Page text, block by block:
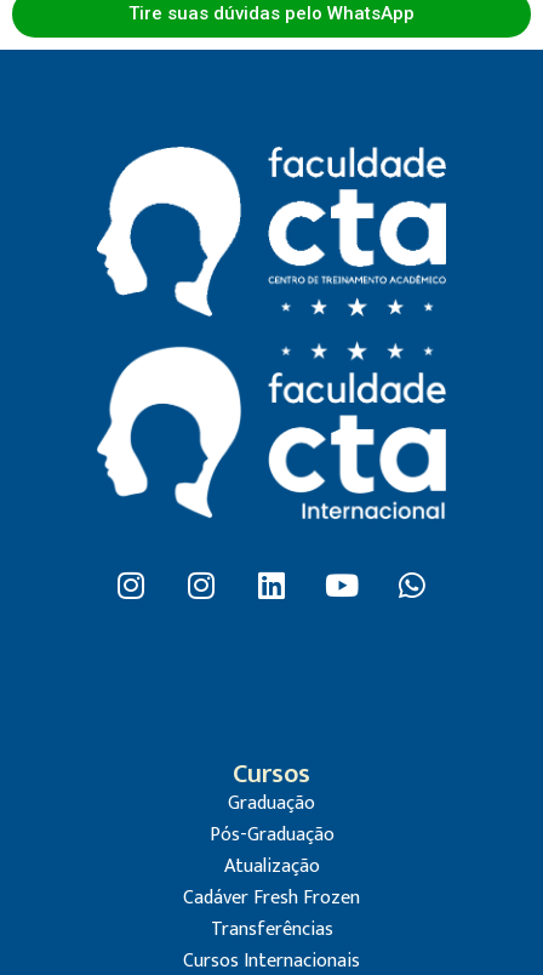
Tire suas dúvidas pelo WhatsApp
Cursos
Graduação
Pós-Graduação
Atualização
Cadáver Fresh Frozen
Transferências
Cursos Internacionais